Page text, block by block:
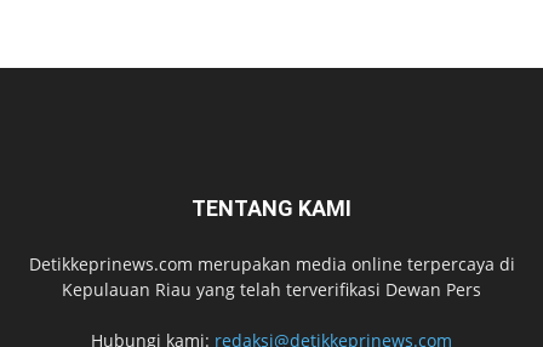
TENTANG KAMI
Detikkeprinews.com merupakan media online terpercaya di
Kepulauan Riau yang telah terverifikasi Dewan Pers
Hubungi kami: redaksi@detikkeprinews.com